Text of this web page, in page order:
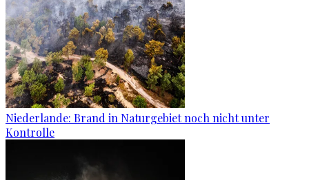
Niederlande: Brand in Naturgebiet noch nicht unter
Kontrolle